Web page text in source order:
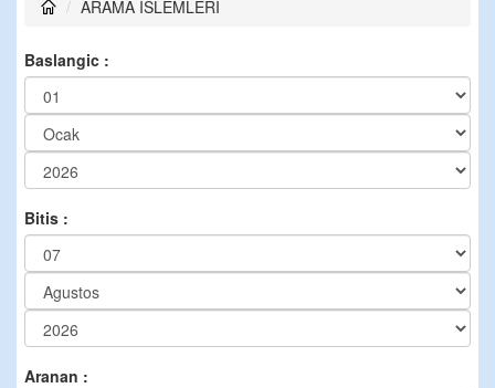
ARAMA ISLEMLERI
Baslangic :
Bitis :
Aranan :